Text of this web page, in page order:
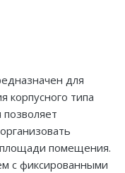
для
корпусного типа
позволяет
помещения.
с фиксированными